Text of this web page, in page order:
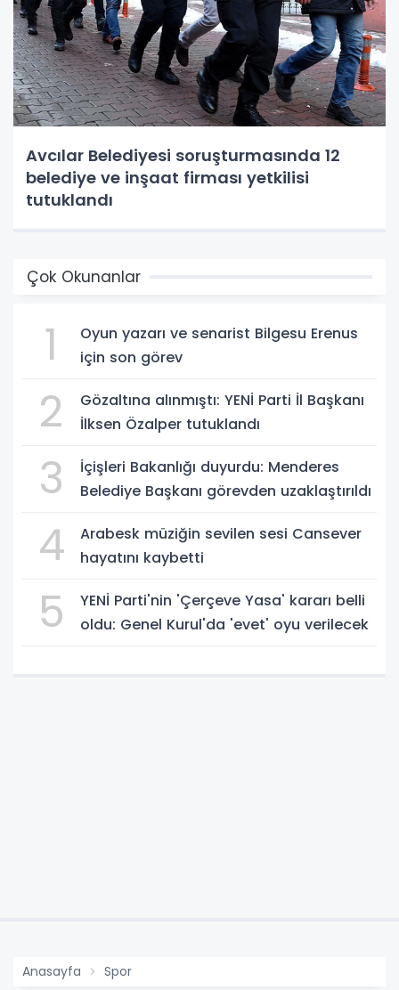
Avcılar Belediyesi soruşturmasında 12
belediye ve inşaat firması yetkilisi
tutuklandı
Çok Okunanlar
1
Oyun yazarı ve senarist Bilgesu Erenus
için son görev
2
Gözaltına alınmıştı: YENİ Parti İl Başkanı
İlksen Özalper tutuklandı
3
İçişleri Bakanlığı duyurdu: Menderes
Belediye Başkanı görevden uzaklaştırıldı
4
Arabesk müziğin sevilen sesi Cansever
hayatını kaybetti
5
YENİ Parti'nin 'Çerçeve Yasa' kararı belli
oldu: Genel Kurul'da 'evet' oyu verilecek
Anasayfa Spor